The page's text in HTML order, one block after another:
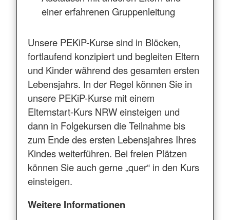
einer erfahrenen Gruppenleitung
Unsere PEKiP-Kurse sind in Blöcken,
fortlaufend konzipiert und begleiten Eltern
und Kinder während des gesamten ersten
Lebensjahrs. In der Regel können Sie in
unsere PEKiP-Kurse mit einem
Elternstart-Kurs NRW einsteigen und
dann in Folgekursen die Teilnahme bis
zum Ende des ersten Lebensjahres Ihres
Kindes weiterführen. Bei freien Plätzen
können Sie auch gerne „quer“ in den Kurs
einsteigen.
Weitere Informationen